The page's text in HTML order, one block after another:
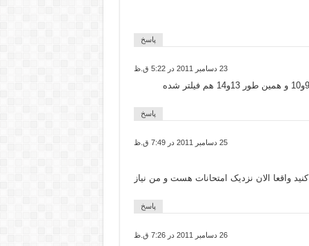
پاسخ
23 دسامبر 2011 در 5:22 ق.ظ
با سلام ممنونم از شما علاوه بر قسمت 5و6 قسمت 9و10 و همین طور 13و14 هم فیلتر شده
پاسخ
25 دسامبر 2011 در 7:49 ق.ظ
واقعا الان نزدیک امتحانات هست و من نیاز
پاسخ
26 دسامبر 2011 در 7:26 ق.ظ